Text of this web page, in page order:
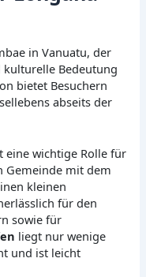
in Vanuatu, der
Bedeutung
bietet Besuchern
abseits der
eine wichtige Rolle für
Gemeinde mit dem
kleinen
für den
sowie für
liegt nur wenige
und ist leicht